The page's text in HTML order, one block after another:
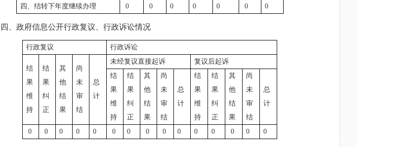
四、结转下年度继续办理
0 0 0 0 0 0 0
四、政府信息公开行政复议、行政诉讼情况
行政复议 行政诉讼
结
果
维
持
结
果
纠
正
其
他
结
果
尚
未
审
结
总
计
未经复议直接起诉
复议后起诉
结
果
维
持
结
果
纠
正
其
他
结
果
尚
未
审
结
总
计
结
果
维
持
结
果
纠
正
其
他
结
果
尚
未
审
结
总
计
0 0 0 0 0 0 0 0 0 0 0 0 0 0 0